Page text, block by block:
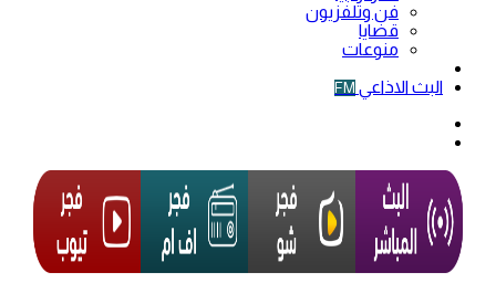
فن وتلفزيون
قضايا
منوعات
البث الاذاعي FM